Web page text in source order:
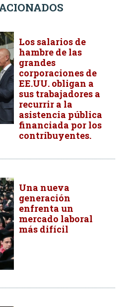
Los salarios de
hambre de las
grandes
corporaciones de
EE.UU. obligan a
sus trabajadores a
recurrir a la
asistencia pública
financiada por los
contribuyentes.
Una nueva
generación
enfrenta un
mercado laboral
más difícil